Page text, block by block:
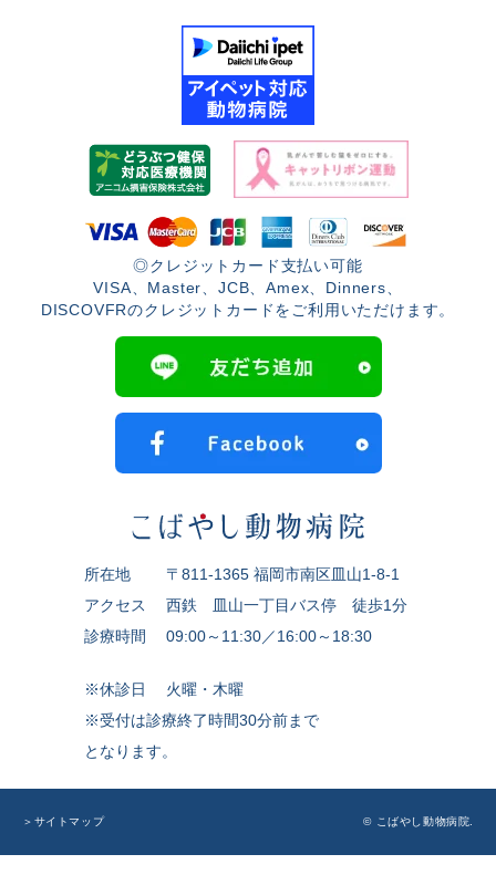
◎クレジットカード支払い可能
VISA、Master、JCB、Amex、Dinners、
DISCOVFRのクレジットカードをご利用いただけます。
所在地
〒811-1365 福岡市南区皿山1-8-1
アクセス
西鉄 皿山一丁目バス停 徒歩1分
診療時間
09:00～11:30／16:00～18:30
※休診日
火曜・木曜
※受付は診療終了時間30分前まで
となります。
＞サイトマップ © こばやし動物病院.